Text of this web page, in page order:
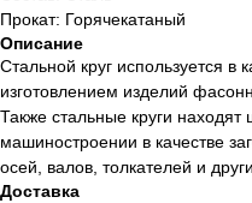
Прокат: Горячекатаный
Описание
Стальной круг используется в
изготовлением изделий
Также стальные круги
машиностроении в качестве
осей, валов, толкателей и
Доставка